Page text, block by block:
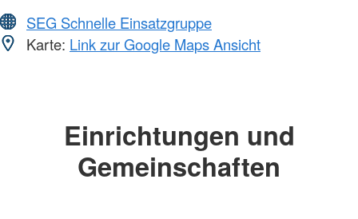
SEG Schnelle Einsatzgruppe
Karte: Link zur Google Maps Ansicht
Einrichtungen und
Gemeinschaften